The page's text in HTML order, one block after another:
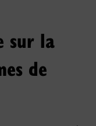
sur la
de